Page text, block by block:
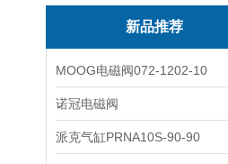
新品推荐
MOOG电磁阀072-1202-10
诺冠电磁阀
派克气缸PRNA10S-90-90